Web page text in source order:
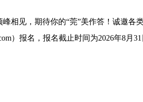
峰相见，期待你的“莞”美作答！诚邀各
）报名，报名截止时间为2026年8月31